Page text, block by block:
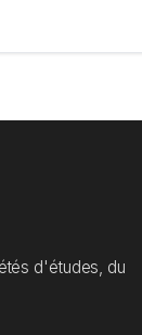
d'études, du